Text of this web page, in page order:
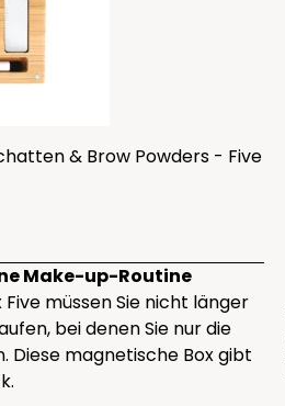
& Brow Powders - Five
Make-up-Routine
müssen Sie nicht länger
bei denen Sie nur die
Diese magnetische Box gibt